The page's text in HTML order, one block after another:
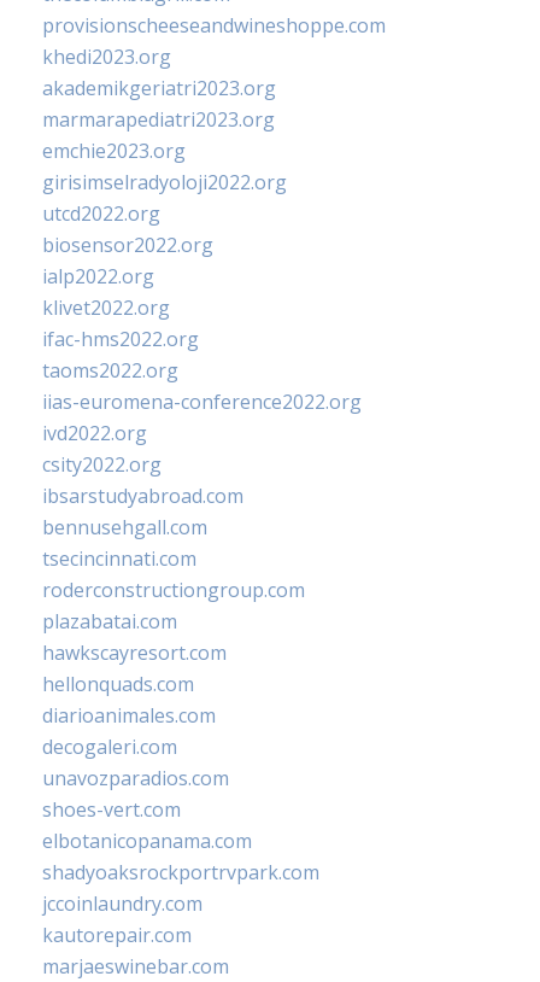
provisionscheeseandwineshoppe.com
khedi2023.org
akademikgeriatri2023.org
marmarapediatri2023.org
emchie2023.org
girisimselradyoloji2022.org
utcd2022.org
biosensor2022.org
ialp2022.org
klivet2022.org
ifac-hms2022.org
taoms2022.org
iias-euromena-conference2022.org
ivd2022.org
csity2022.org
ibsarstudyabroad.com
bennusehgall.com
tsecincinnati.com
roderconstructiongroup.com
plazabatai.com
hawkscayresort.com
hellonquads.com
diarioanimales.com
decogaleri.com
unavozparadios.com
shoes-vert.com
elbotanicopanama.com
shadyoaksrockportrvpark.com
jccoinlaundry.com
kautorepair.com
marjaeswinebar.com